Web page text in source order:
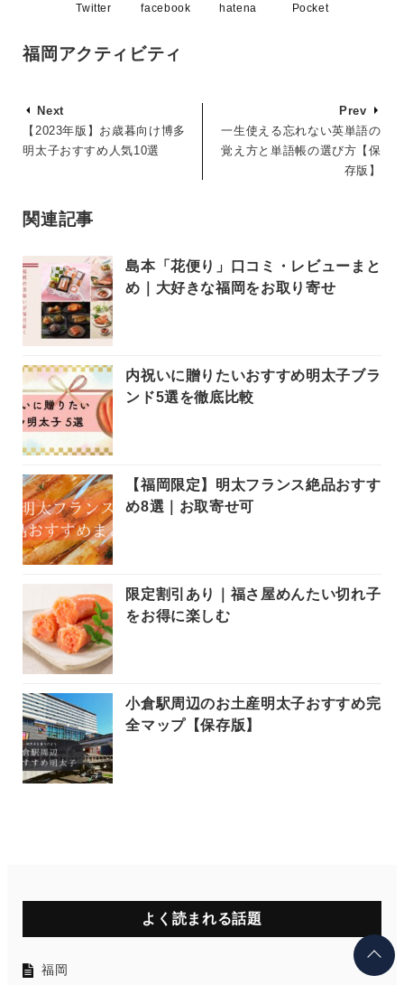
Twitter facebook hatena Pocket
福岡アクティビティ
Next
【2023年版】お歳暮向け博多
明太子おすすめ人気10選
Prev
一生使える忘れない英単語の
覚え方と単語帳の選び方【保
存版】
関連記事
島本「花便り」口コミ・レビューまと
め｜大好きな福岡をお取り寄せ
内祝いに贈りたいおすすめ明太子ブラ
ンド5選を徹底比較
【福岡限定】明太フランス絶品おすす
め8選｜お取寄せ可
限定割引あり｜福さ屋めんたい切れ子
をお得に楽しむ
小倉駅周辺のお土産明太子おすすめ完
全マップ【保存版】
よく読まれる話題
福岡